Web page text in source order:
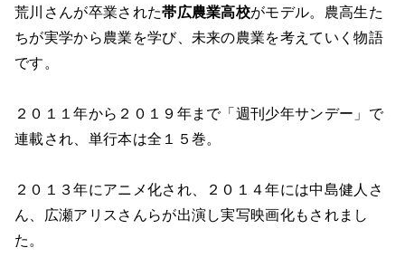
荒川さんが卒業された帯広農業高校がモデル。農高生た
ちが実学から農業を学び、未来の農業を考えていく物語
です。
２０１１年から２０１９年まで「週刊少年サンデー」で
連載され、単行本は全１５巻。
２０１３年にアニメ化され、２０１４年には中島健人さ
ん、広瀬アリスさんらが出演し実写映画化もされまし
た。